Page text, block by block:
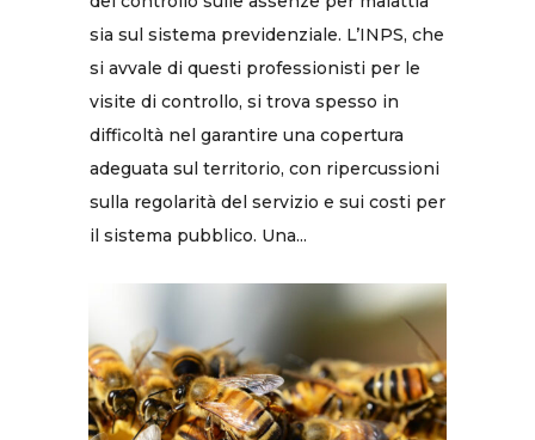
sia sul sistema previdenziale. L’INPS, che
si avvale di questi professionisti per le
visite di controllo, si trova spesso in
difficoltà nel garantire una copertura
adeguata sul territorio, con ripercussioni
sulla regolarità del servizio e sui costi per
il sistema pubblico. Una...